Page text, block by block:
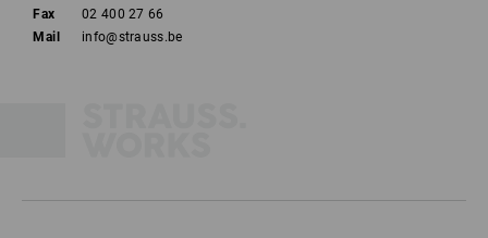
Fax
02 400 27 66
Mail
info@strauss.be